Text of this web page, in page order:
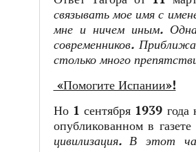
связывать мое имя с
мне и ничем иным.
современников.
столько много
«Помогите Испании»!
Но 1 сентября 1939 года
опубликованном в
цивилизация. В этот